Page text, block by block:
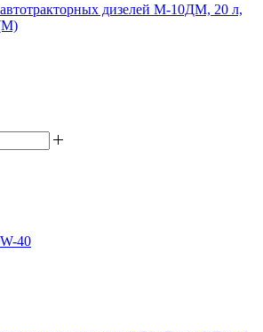
дизелей М-10ДМ, 20 л,